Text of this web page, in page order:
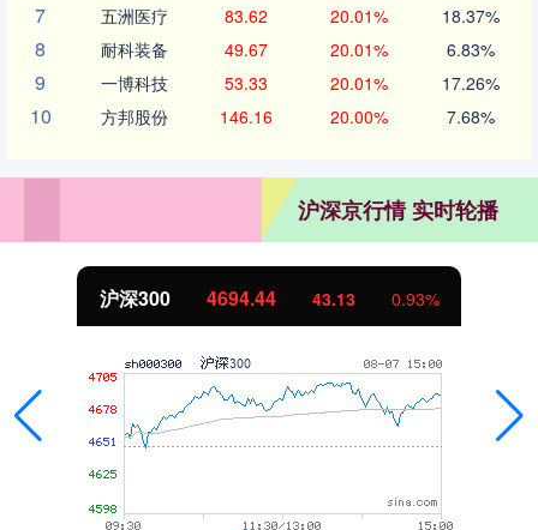
7 五洲医疗 83.62 20.01% 18.37%
8 耐科装备 49.67 20.01% 6.83%
9 一博科技 53.33 20.01% 17.26%
10 方邦股份 146.16 20.00% 7.68%
沪深京行情 实时轮播
沪深300 4694.44 43.13 0.93%